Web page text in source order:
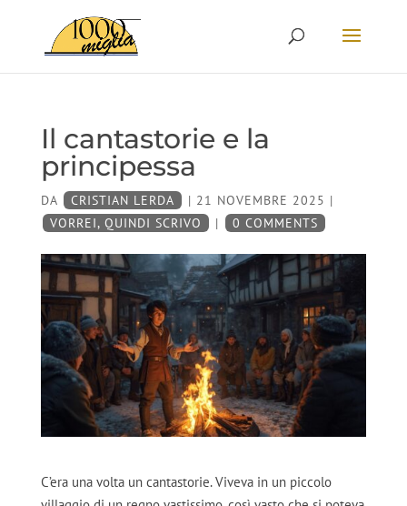
Il cantastorie e la
principessa
DA CRISTIAN LERDA | 21 NOVEMBRE 2025 |
VORREI, QUINDI SCRIVO
| 0 COMMENTS
C’era una volta un cantastorie. Viveva in un piccolo